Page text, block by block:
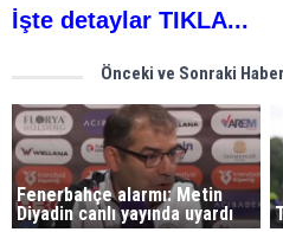
İşte detaylar TIKLA...
Önceki ve Sonraki
Fenerbahçe alarmı: Metin
Diyadin canlı yayında uyardı